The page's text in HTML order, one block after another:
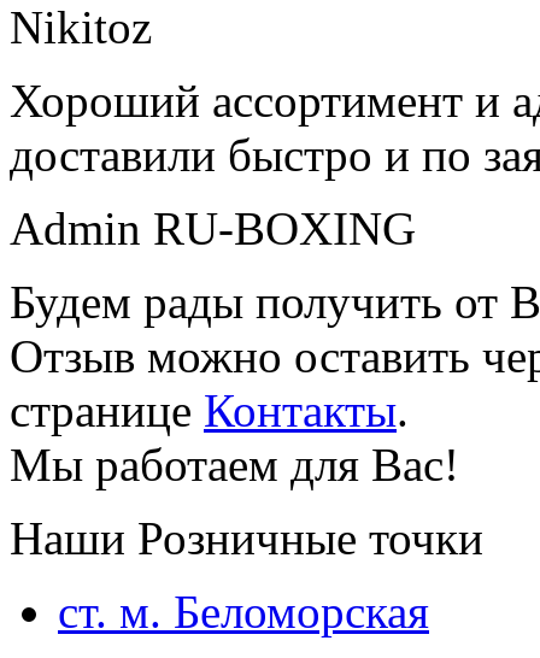
Nikitoz
Хороший ассортимент и
доставили быстро и по
Admin RU-BOXING
Будем рады получить от
Отзыв можно оставить
странице Контакты.
Мы работаем для Вас!
Наши Розничные точки
ст. м. Беломорская